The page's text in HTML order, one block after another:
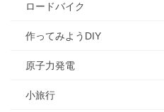
ロードバイク
作ってみようDIY
原子力発電
小旅行